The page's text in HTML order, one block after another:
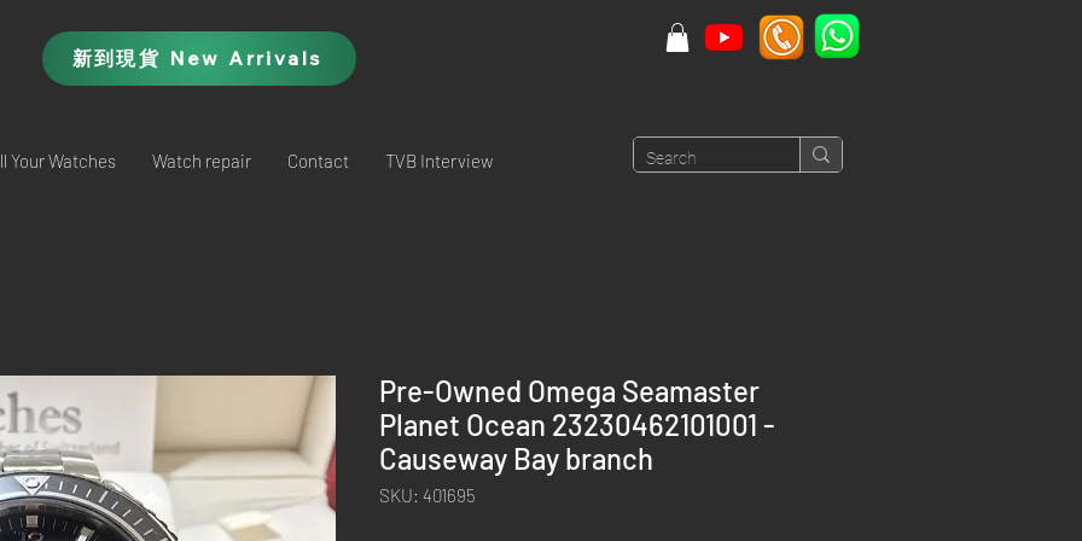
新到現貨 New Arrivals
Your Watches Watch repair Contact TVB Interview
Pre-Owned Omega Seamaster
Planet Ocean 23230462101001 -
Causeway Bay branch
SKU: 401695